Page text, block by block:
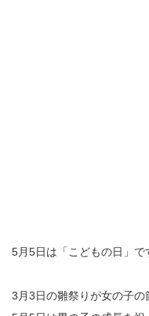
5月5日は「こどもの日」で
3月3日の雛祭りが女の子の